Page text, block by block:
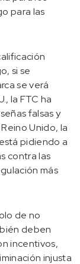
para las
si se
se verá
la FTC ha
falsas y
Unido, la
pidiendo a
contra las
más
de no
deben
incentivos,
injusta